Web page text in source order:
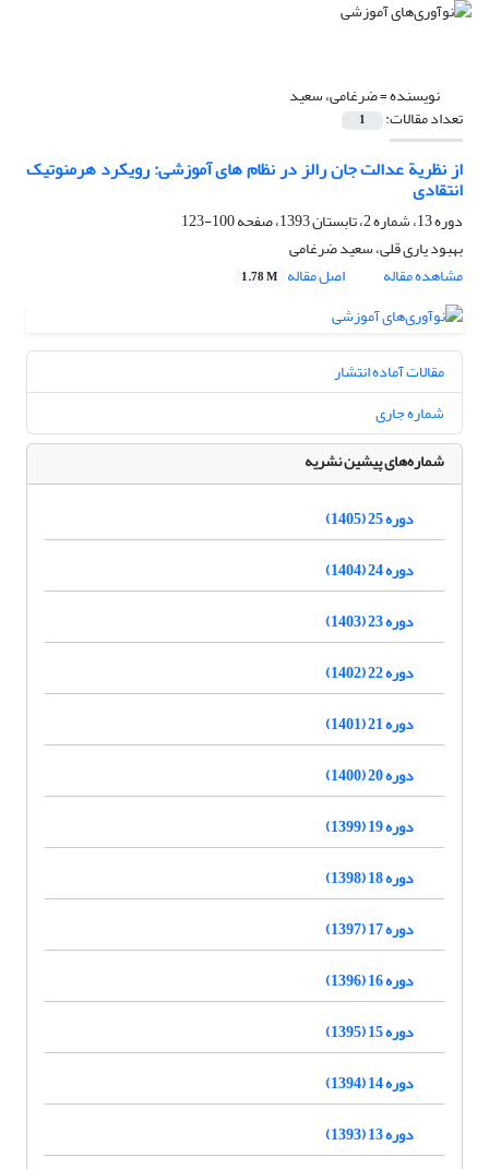
نویسنده =ضرغامی، سعید
تعداد مقالات: 1
از نظریة عدالت جان رالز در نظام های آموزشی: رویکرد هرمنوتیک
انتقادی
دوره 13، شماره 2، تابستان 1393، صفحه
100-123
بهبود یاری قلی، سعید ضرغامی
مشاهده مقاله
اصل مقاله 1.78 M
مقالات آماده انتشار
شماره جاری
شماره‌های پیشین نشریه
دوره 25 (1405)
دوره 24 (1404)
دوره 23 (1403)
دوره 22 (1402)
دوره 21 (1401)
دوره 20 (1400)
دوره 19 (1399)
دوره 18 (1398)
دوره 17 (1397)
دوره 16 (1396)
دوره 15 (1395)
دوره 14 (1394)
دوره 13 (1393)